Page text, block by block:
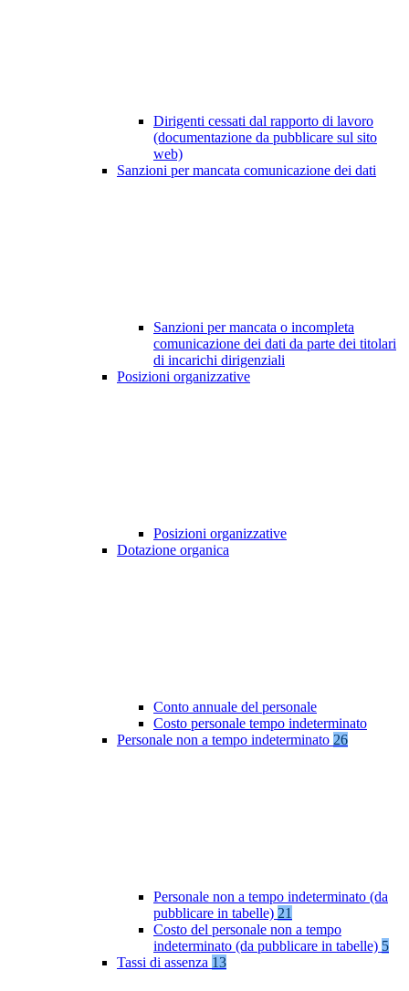
Dirigenti cessati dal rapporto di lavoro
(documentazione da pubblicare sul sito
web)
Sanzioni per mancata comunicazione dei dati
Sanzioni per mancata o incompleta
comunicazione dei dati da parte dei titolari
di incarichi dirigenziali
Posizioni organizzative
Posizioni organizzative
Dotazione organica
Conto annuale del personale
Costo personale tempo indeterminato
Personale non a tempo indeterminato 26
Personale non a tempo indeterminato (da
pubblicare in tabelle) 21
Costo del personale non a tempo
indeterminato (da pubblicare in tabelle) 5
Tassi di assenza 13